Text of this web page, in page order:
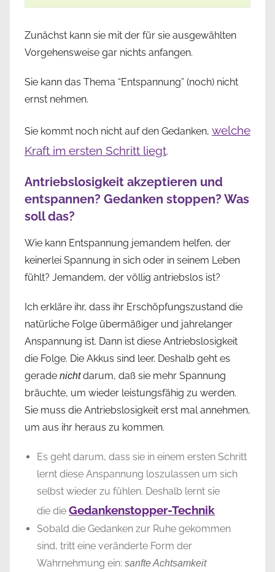
Zunächst kann sie mit der für sie ausgewählten
Vorgehensweise gar nichts anfangen.
Sie kann das Thema “Entspannung” (noch) nicht
ernst nehmen.
Sie kommt noch nicht auf den Gedanken, welche
Kraft im ersten Schritt liegt.
Antriebslosigkeit akzeptieren und
entspannen? Gedanken stoppen? Was
soll das?
Wie kann Entspannung jemandem helfen, der
keinerlei Spannung in sich oder in seinem Leben
fühlt? Jemandem, der völlig antriebslos ist?
Ich erkläre ihr, dass ihr Erschöpfungszustand die
natürliche Folge übermäßiger und jahrelanger
Anspannung ist. Dann ist diese Antriebslosigkeit
die Folge. Die Akkus sind leer. Deshalb geht es
gerade nichtdarum, daß sie mehr Spannung
bräuchte, um wieder leistungsfähig zu werden.
Sie muss die Antriebslosigkeit erst mal annehmen,
um aus ihr heraus zu kommen.
Es geht darum, dass sie in einem ersten Schritt
lernt diese Anspannung loszulassen um sich
selbst wieder zu fühlen. Deshalb lernt sie
die die Gedankenstopper-Technik
Sobald die Gedanken zur Ruhe gekommen
sind, tritt eine veränderte Form der
Wahrnehmung ein: sanfte Achtsamkeit